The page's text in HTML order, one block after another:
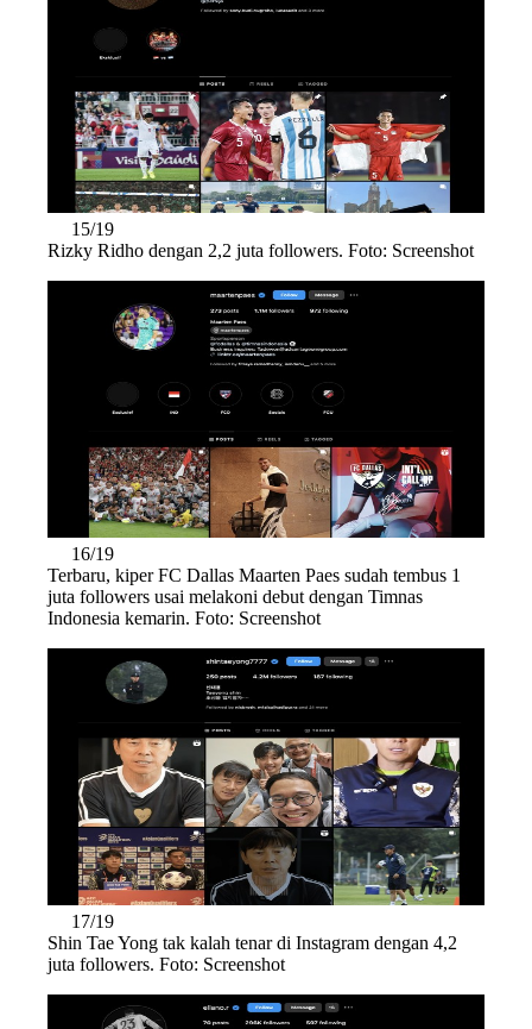
15/19
Rizky Ridho dengan 2,2 juta followers. Foto: Screenshot
16/19
Terbaru, kiper FC Dallas Maarten Paes sudah tembus 1
juta followers usai melakoni debut dengan Timnas
Indonesia kemarin. Foto: Screenshot
17/19
Shin Tae Yong tak kalah tenar di Instagram dengan 4,2
juta followers. Foto: Screenshot